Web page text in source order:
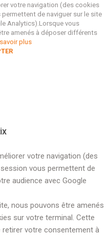
votre navigation (des cookies
de naviguer sur le site
Analytics).Lorsque vous
amenés à déposer différents
plus
votre navigation (des
vous permettent de
audience avec Google
nous pouvons être amenés
sur votre terminal. Cette
retirer votre consentement à